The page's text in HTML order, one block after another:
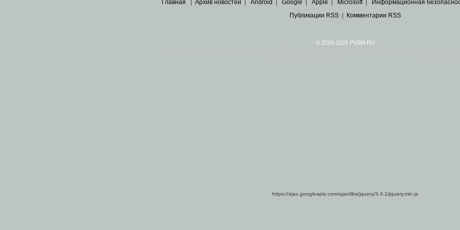
Главная Архив новостей Android Google Apple Microsoft| Информационная
Публикации RSS| Комментарии RSS
© 2010-2026 PVSM.RU
https://ajax.googleapis.com/ajax/libs/jquery/3.4.1/jquery.min.js